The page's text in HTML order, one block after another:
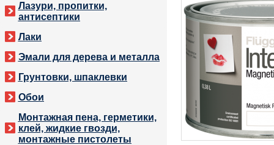
Лазури, пропитки,
антисептики
Лаки
Эмали для дерева и металла
Грунтовки, шпаклевки
Обои
Монтажная пена, герметики,
клей, жидкие гвозди,
монтажные пистолеты